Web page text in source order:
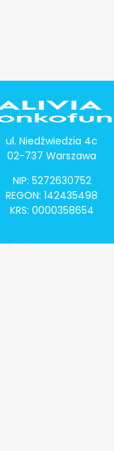
ul. Niedźwiedzia 4c
02-737 Warszawa
NIP: 5272630752
REGON: 142435498
KRS: 0000358654
Alivia Onkomapa